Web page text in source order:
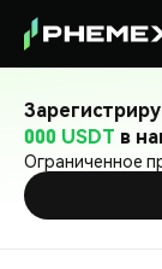
000 USDT в
Ограниченное